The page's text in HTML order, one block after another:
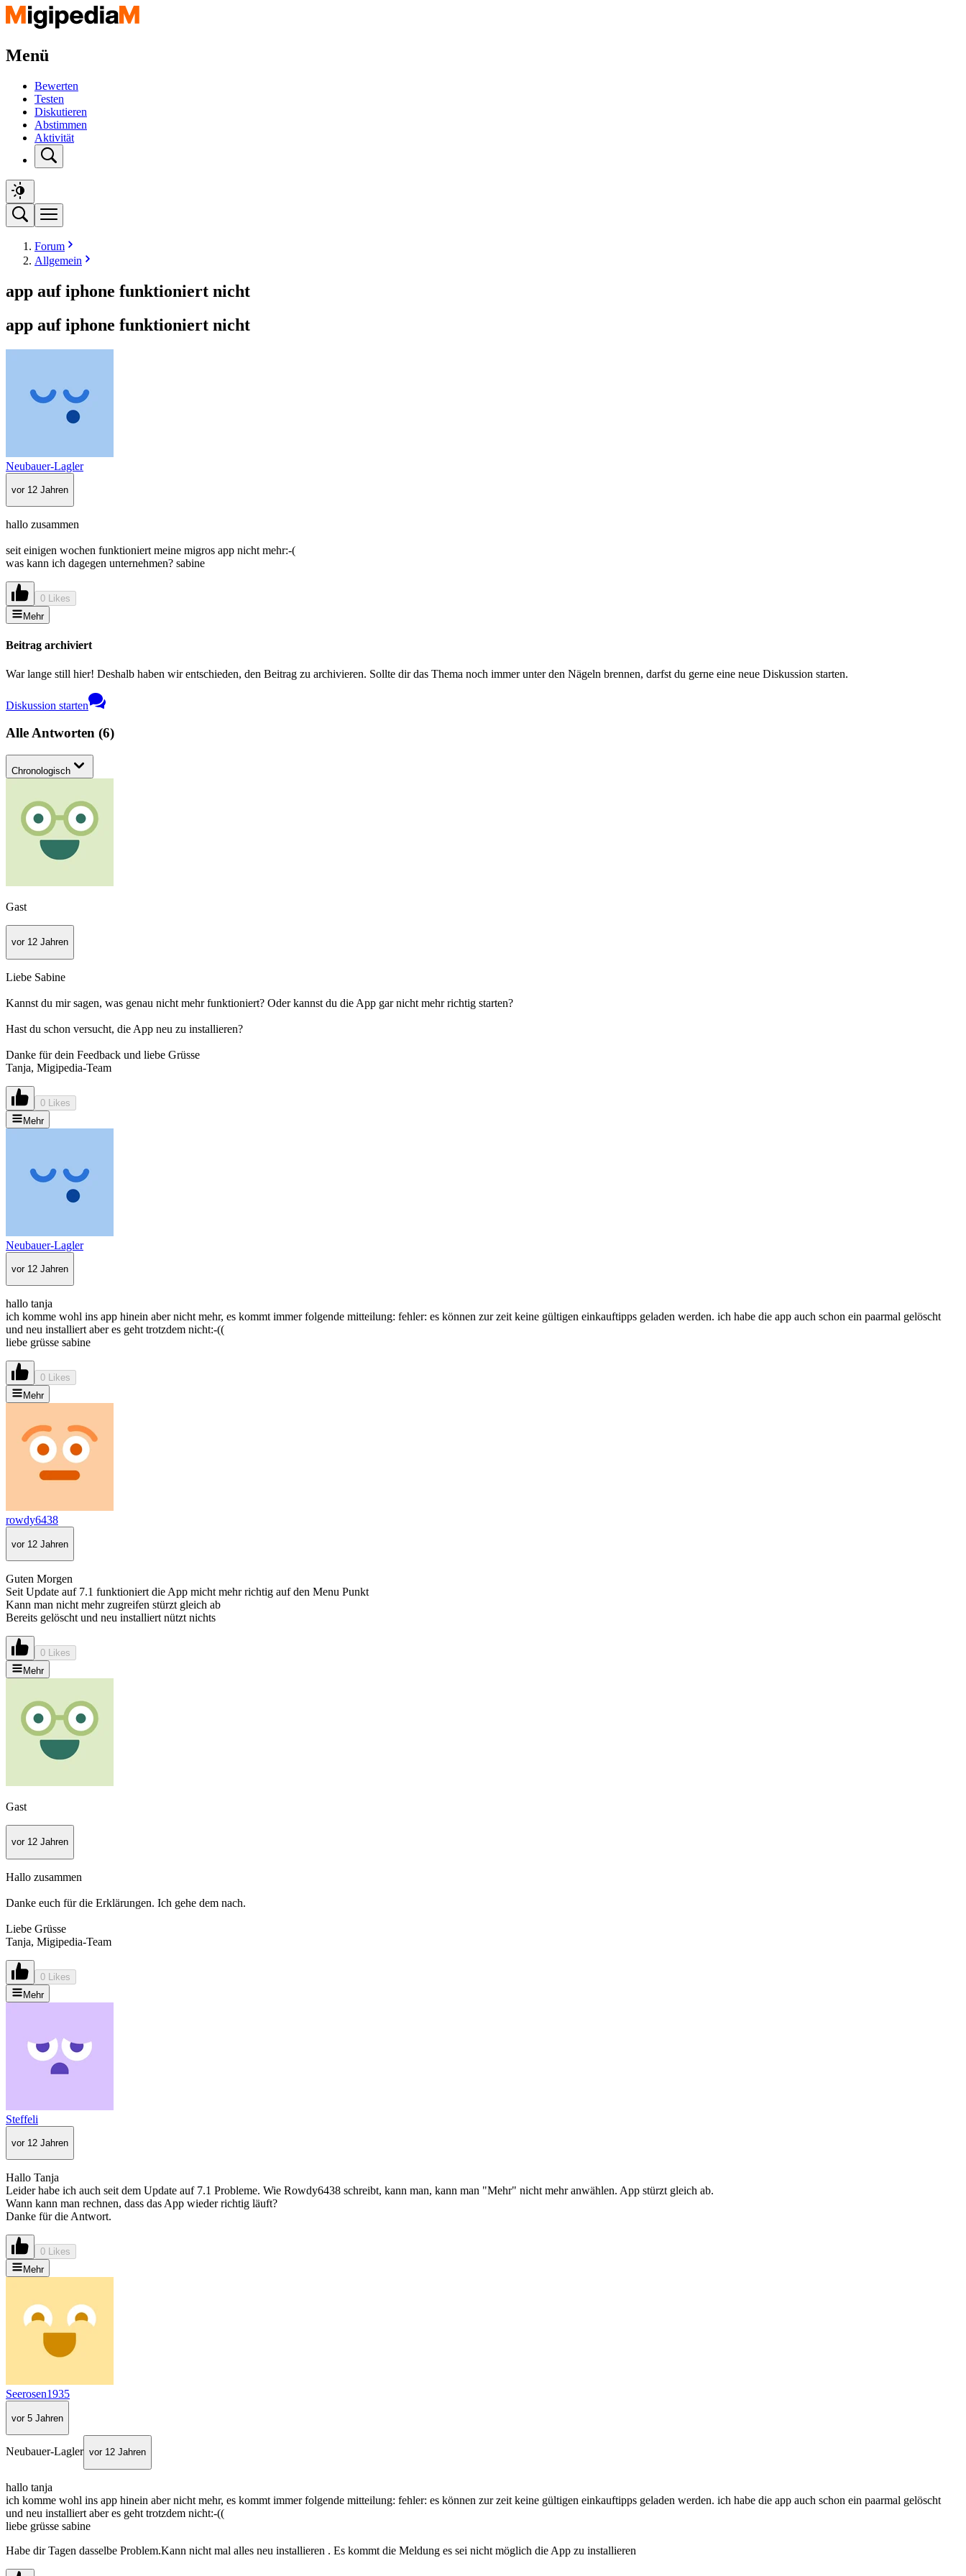
Menü
Bewerten
Testen
Diskutieren
Abstimmen
Aktivität
Forum
Allgemein
app auf iphone funktioniert nicht
app auf iphone funktioniert nicht
Neubauer-Lagler
vor 12 Jahren
hallo zusammen
seit einigen wochen funktioniert meine migros app nicht mehr:-(
was kann ich dagegen unternehmen? sabine
0 Likes
Mehr
Beitrag archiviert
War lange still hier! Deshalb haben wir entschieden, den Beitrag zu archivieren. Sollte dir das Thema noch immer unter den Nägeln brennen, darfst du gerne eine neue Diskussion starten.
Diskussion starten
Alle Antworten (6)
Chronologisch
Gast
vor 12 Jahren
Liebe Sabine
Kannst du mir sagen, was genau nicht mehr funktioniert? Oder kannst du die App gar nicht mehr richtig starten?
Hast du schon versucht, die App neu zu installieren?
Danke für dein Feedback und liebe Grüsse
Tanja, Migipedia-Team
0 Likes
Mehr
Neubauer-Lagler
vor 12 Jahren
hallo tanja
ich komme wohl ins app hinein aber nicht mehr, es kommt immer folgende mitteilung: fehler: es können zur zeit keine gültigen einkauftipps geladen werden. ich habe die app auch schon ein paarmal gelöscht
und neu installiert aber es geht trotzdem nicht:-((
liebe grüsse sabine
0 Likes
Mehr
rowdy6438
vor 12 Jahren
Guten Morgen
Seit Update auf 7.1 funktioniert die App micht mehr richtig auf den Menu Punkt
Kann man nicht mehr zugreifen stürzt gleich ab
Bereits gelöscht und neu installiert nützt nichts
0 Likes
Mehr
Gast
vor 12 Jahren
Hallo zusammen
Danke euch für die Erklärungen. Ich gehe dem nach.
Liebe Grüsse
Tanja, Migipedia-Team
0 Likes
Mehr
Steffeli
vor 12 Jahren
Hallo Tanja
Leider habe ich auch seit dem Update auf 7.1 Probleme. Wie Rowdy6438 schreibt, kann man, kann man "Mehr" nicht mehr anwählen. App stürzt gleich ab.
Wann kann man rechnen, dass das App wieder richtig läuft?
Danke für die Antwort.
0 Likes
Mehr
Seerosen1935
vor 5 Jahren
Neubauer-Lagler vor 12 Jahren
hallo tanja
ich komme wohl ins app hinein aber nicht mehr, es kommt immer folgende mitteilung: fehler: es können zur zeit keine gültigen einkauftipps geladen werden. ich habe die app auch schon ein paarmal gelöscht
und neu installiert aber es geht trotzdem nicht:-((
liebe grüsse sabine
Habe dir Tagen dasselbe Problem.Kann nicht mal alles neu installieren . Es kommt die Meldung es sei nicht möglich die App zu installieren